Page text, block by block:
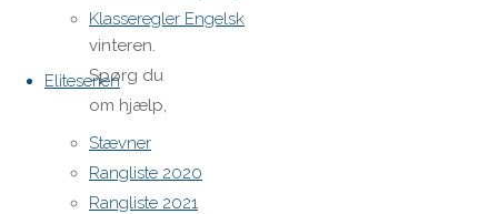
Klasseregler Engelsk
Eliteserien
Stævner
Rangliste 2020
Rangliste 2021
og om
vinteren.
Spørg du
om hjælp,
får du
hjælp.
Som de